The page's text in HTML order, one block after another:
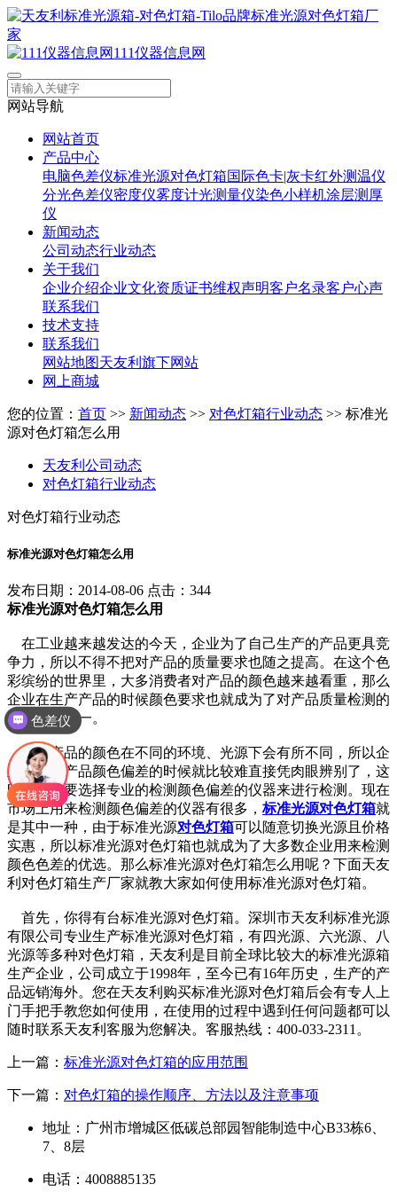
111仪器信息网
网站导航
网站首页
产品中心
电脑色差仪标准光源对色灯箱国际色卡|灰卡红外测温仪
分光色差仪密度仪雾度计光测量仪染色小样机涂层测厚
仪
新闻动态
公司动态行业动态
关于我们
企业介绍企业文化资质证书维权声明客户名录客户心声
联系我们
技术支持
联系我们
网站地图天友利旗下网站
网上商城
您的位置： 首页 >> 新闻动态 >> 对色灯箱行业动态 >> 标准光
源对色灯箱怎么用
天友利公司动态
对色灯箱行业动态
对色灯箱行业动态
标准光源对色灯箱怎么用
发布日期：2014-08-06 点击：344
标准光源对色灯箱怎么用
在工业越来越发达的今天，企业为了自己生产的产品更具竞
争力，所以不得不把对产品的质量要求也随之提高。在这个色
彩缤纷的世界里，大多消费者对产品的颜色越来越看重，那么
企业在生产产品的时候颜色要求也就成为了对产品质量检测的
重要指标之一。
由于产品的颜色在不同的环境、光源下会有所不同，所以企
业在检测产品颜色偏差的时候就比较难直接凭肉眼辨别了，这
时候就需要选择专业的检测颜色偏差的仪器来进行检测。现在
市场上用来检测颜色偏差的仪器有很多， 标准光源对色灯箱就
是其中一种，由于标准光源对色灯箱可以随意切换光源且价格
实惠，所以标准光源对色灯箱也就成为了大多数企业用来检测
颜色色差的优选。那么标准光源对色灯箱怎么用呢？下面天友
利对色灯箱生产厂家就教大家如何使用标准光源对色灯箱。
首先，你得有台标准光源对色灯箱。深圳市天友利标准光源
有限公司专业生产标准光源对色灯箱，有四光源、六光源、八
光源等多种对色灯箱，天友利是目前全球比较大的标准光源箱
生产企业，公司成立于1998年，至今已有16年历史，生产的产
品远销海外。您在天友利购买标准光源对色灯箱后会有专人上
门手把手教您如何使用，在使用的过程中遇到任何问题都可以
随时联系天友利客服为您解决。客服热线：400-033-2311。
上一篇： 标准光源对色灯箱的应用范围
下一篇： 对色灯箱的操作顺序、方法以及注意事项
地址：广州市增城区低碳总部园智能制造中心B33栋6、
7、8层
电话：4008885135
色差仪